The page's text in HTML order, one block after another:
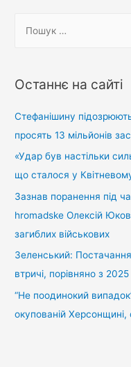
Зеленського
оваціями
у
:
Останнє на сайті
Стефанішину
просять 13 мільйонів
«Удар був настільки
що сталося у
Зазнав поранення під
hromadske Олексій
загиблих військових
Зеленський:
втричі, порівняно з
“Не поодинокий
окупованій